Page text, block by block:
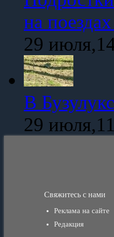
на
29
В
29
Свяжитесь с нами
Реклама на сайте
Редакция